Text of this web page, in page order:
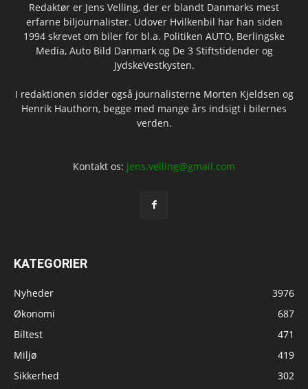
Redaktør er Jens Velling, der er blandt Danmarks mest
erfarne biljournalister. Udover Hvilkenbil har han siden
1994 skrevet om biler for bl.a. Politiken AUTO, Berlingske
Media, Auto Bild Danmark og De 3 Stiftstidender og
JydskeVestkysten.
I redaktionen sidder også journalisterne Morten Kjeldsen og
Henrik Hauthorn, begge med mange års indsigt i bilernes
verden.
Kontakt os: jens.velling@gmail.com
KATEGORIER
Nyheder
3976
Økonomi
687
Biltest
471
Miljø
419
Sikkerhed
302